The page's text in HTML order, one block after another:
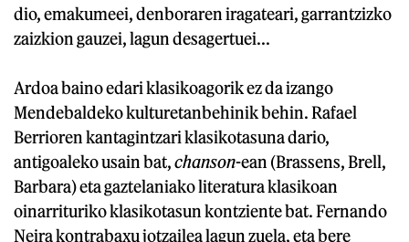
dio, emakumeei, denboraren iragateari, garrantzizko
zaizkion gauzei, lagun desagertuei...
Ardoa baino edari klasikoagorik ez da izango
Mendebaldeko kulturetanbehinik behin. Rafael
Berrioren kantagintzari klasikotasuna dario,
antigoaleko usain bat,chanson-ean (Brassens, Brell,
Barbara) eta gaztelaniako literatura klasikoan
oinarrituriko klasikotasun kontziente bat. Fernando
Neira kontrabaxu jotzailea lagun zuela, eta bere